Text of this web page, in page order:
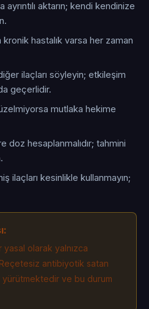
ayrıntılı aktarın; kendi kendinize
hastalık varsa her zaman
ilaçları söyleyin; etkileşim
geçerlidir.
mutlaka hekime
doz hesaplanmalıdır; tahmini
ilaçları kesinlikle kullanmayın;
olarak yalnızca
antibiyotik satan
yürütmektedir ve bu durum